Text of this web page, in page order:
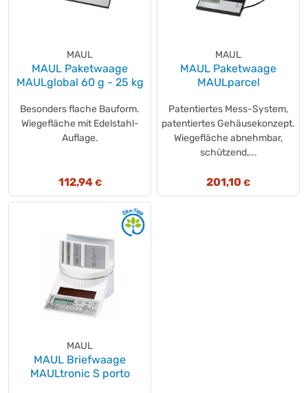
MAUL
MAUL Paketwaage
MAULglobal 60 g - 25 kg
Besonders flache Bauform.
Wiegefläche mit Edelstahl-
Auflage.
112,94€
MAUL
MAUL Paketwaage
MAULparcel
Patentiertes Mess-System,
patentiertes Gehäusekonzept.
Wiegefläche abnehmbar,
schützend,...
201,10 €
MAUL
MAUL Briefwaage
MAULtronic S porto